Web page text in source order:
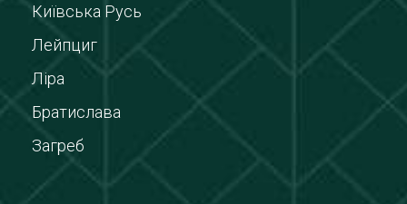
Київська Русь
Лейпциг
Ліра
Братислава
Загреб